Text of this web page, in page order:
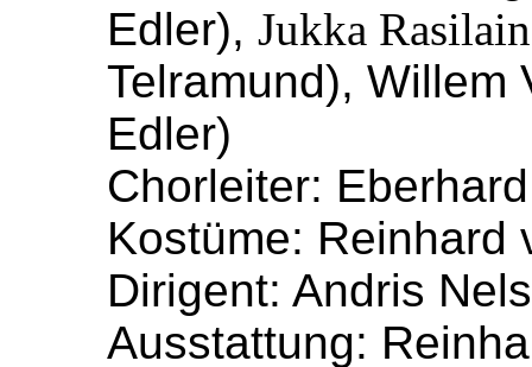
Edler), Jukka
Telramund), Willem
Edler)
Chorleiter:
Kostüme: Reinhard
Dirigent: Andris
Ausstattung: